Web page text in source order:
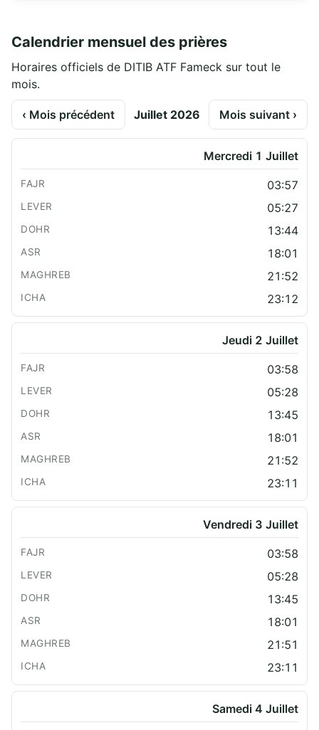
Calendrier mensuel des prières
Horaires officiels de DITIB ATF Fameck sur tout le
mois.
‹ Mois précédent Juillet 2026 Mois suivant ›
Mercredi 1 Juillet
03:57
05:27
13:44
18:01
21:52
23:12
Jeudi 2 Juillet
03:58
05:28
13:45
18:01
21:52
23:11
Vendredi 3 Juillet
03:58
05:28
13:45
18:01
21:51
23:11
Samedi 4 Juillet